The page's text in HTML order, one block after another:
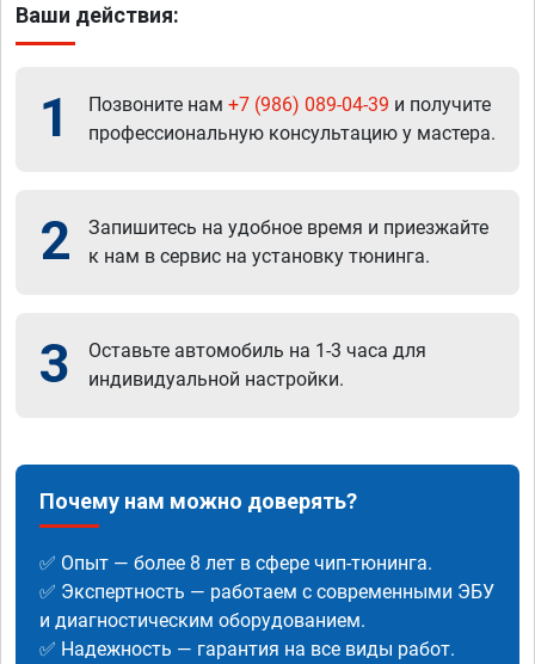
Ваши действия:
1 Позвоните нам +7 (986) 089-04-39 и получите
профессиональную консультацию у мастера.
2
Запишитесь на удобное время и приезжайте
к нам в сервис на установку тюнинга.
3
Оставьте автомобиль на 1-3 часа для
индивидуальной настройки.
Почему нам можно доверять?
✅ Опыт — более 8 лет в сфере чип-тюнинга.
✅ Экспертность — работаем с современными ЭБУ
и диагностическим оборудованием.
✅ Надежность — гарантия на все виды работ.